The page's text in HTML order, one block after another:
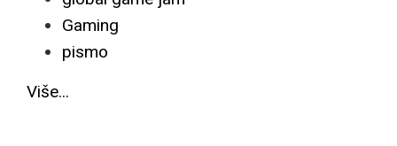
Gaming
pismo
Više...